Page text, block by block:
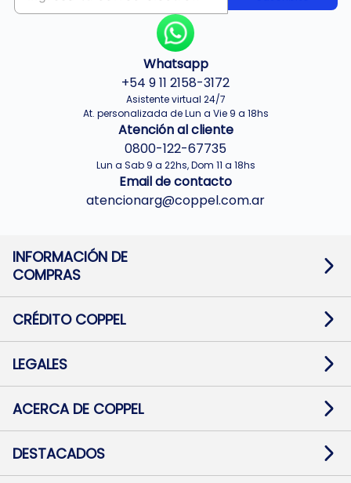
Whatsapp
+54 9 11 2158-3172
Asistente virtual 24/7
At. personalizada de Lun a Vie 9 a 18hs
Atención al cliente
0800-122-67735
Lun a Sab 9 a 22hs, Dom 11 a 18hs
Email de contacto
atencionarg@coppel.com.ar
INFORMACIÓN DE
COMPRAS
Términos y condiciones
Botón de arrepentimiento
Mapa de sitio
CRÉDITO COPPEL
Solicitar Crédito
Medios de Pago
Pago Fácil Online
LEGALES
Baja contratos
Defensa al consumidor CABA
ACERCA DE COPPEL
Trabajá con Nosotros
Preguntas Frecuentes
DESTACADOS